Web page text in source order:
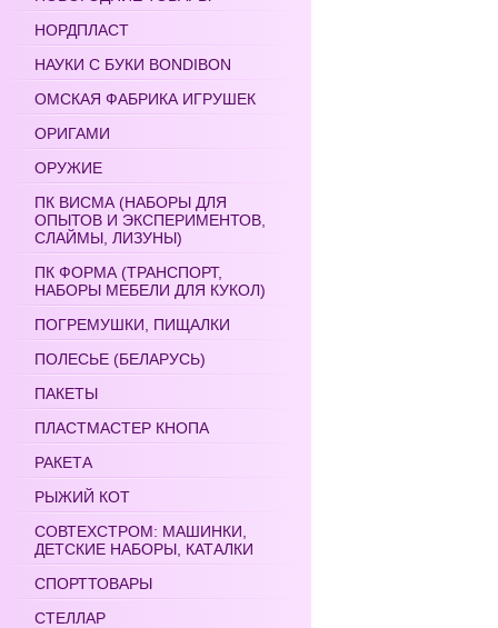
НОРДПЛАСТ
НАУКИ С БУКИ BONDIBON
ОМСКАЯ ФАБРИКА ИГРУШЕК
ОРИГАМИ
ОРУЖИЕ
ПК ВИСМА (НАБОРЫ ДЛЯ
ОПЫТОВ И ЭКСПЕРИМЕНТОВ,
СЛАЙМЫ, ЛИЗУНЫ)
ПК ФОРМА (ТРАНСПОРТ,
НАБОРЫ МЕБЕЛИ ДЛЯ КУКОЛ)
ПОГРЕМУШКИ, ПИЩАЛКИ
ПОЛЕСЬЕ (БЕЛАРУСЬ)
ПАКЕТЫ
ПЛАСТМАСТЕР КНОПА
РАКЕТА
РЫЖИЙ КОТ
СОВТЕХСТРОМ: МАШИНКИ,
ДЕТСКИЕ НАБОРЫ, КАТАЛКИ
СПОРТТОВАРЫ
СТЕЛЛАР